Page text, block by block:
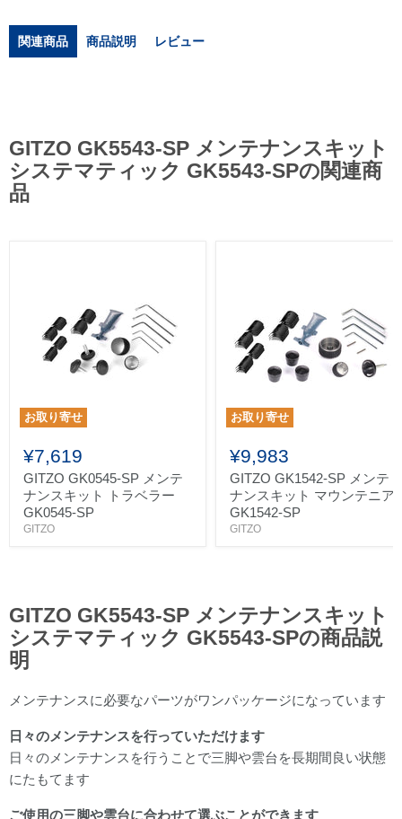
関連商品 商品説明 レビュー
GITZO GK5543-SP メンテナンスキット
システマティック GK5543-SPの関連商
品
お取り寄せ
¥7,619
GITZO GK0545-SP メンテ
ナンスキット トラベラー
GK0545-SP
GITZO
お取り寄せ
¥9,983
GITZO GK1542-SP メンテ
ナンスキット マウンテニア
GK1542-SP
GITZO
GITZO GK5543-SP メンテナンスキット
システマティック GK5543-SPの商品説
明
メンテナンスに必要なパーツがワンパッケージになっています
日々のメンテナンスを行っていただけます
日々のメンテナンスを行うことで三脚や雲台を長期間良い状態
にたもてます
ご使用の三脚や雲台に合わせて選ぶことができます